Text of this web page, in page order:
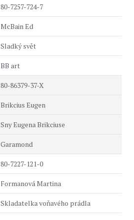
80-7257-724-7
McBain Ed
Sladký svět
BB art
80-86379-37-X
Brikcius Eugen
Sny Eugena Brikciuse
Garamond
80-7227-121-0
Formanová Martina
Skladatelka voňavého prádla